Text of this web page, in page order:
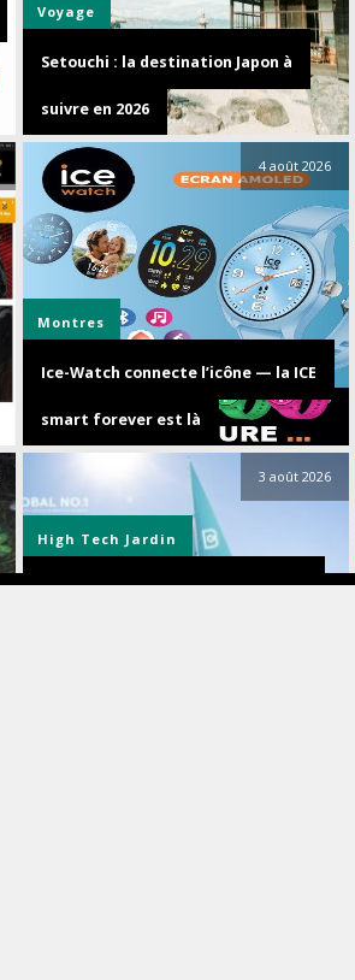
Voyage
Setouchi : la destination Japon à
suivre en 2026
4 août 2026
Montres
Ice-Watch connecte l’icône — la ICE
smart forever est là
3 août 2026
High Tech Jardin
La grande finale de l’été : Beatbot